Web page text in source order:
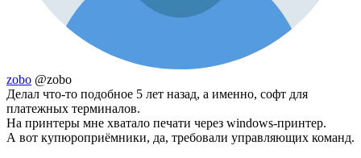
zobo @zobo
Делал что-то подобное 5 лет назад, а именно, софт для
платежных терминалов.
На принтеры мне хватало печати через windows-принтер.
А вот купюроприёмники, да, требовали управляющих команд.